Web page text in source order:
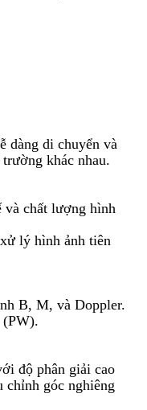
dàng di chuyển và
khác nhau.
và chất lượng hình
lý hình ảnh tiên
B, M, và Doppler.
(PW).
độ phân giải cao
chỉnh góc nghiêng